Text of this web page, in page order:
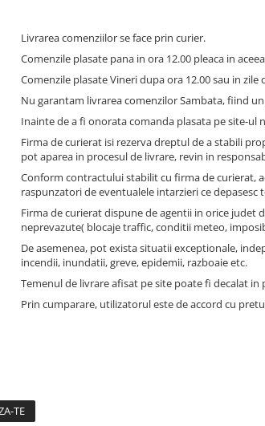
Livrarea comenziilor se face prin curier.
Comenzile plasate pana in ora 12.00 pleaca in
Comenzile plasate Vineri dupa ora 12.00 sau in
Nu garantam livrarea comenzilor Sambata, fiind
Inainte de a fi onorata comanda plasata pe site-ul
Firma de curierat isi rezerva dreptul de a stabili
pot aparea in procesul de livrare, revin in
Conform contractului stabilit cu firma de curierat,
raspunzatori de eventualele intarzieri ce
Firma de curierat dispune de agentii in orice judet
neprevazute( blocaje traffic, conditii meteo,
De asemenea, pot exista situatii exceptionale,
incendii, inundatii, greve, epidemii, razboaie etc.
Temenul de livrare afisat pe site poate fi decalat in
Prin cumparare, utilizatorul este de accord cu